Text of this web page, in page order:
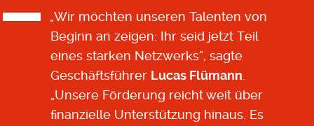
„Wir möchten unseren Talenten von
Beginn an zeigen: Ihr seid jetzt Teil
eines starken Netzwerks“, sagte
Geschäftsführer Lucas Flümann.
„Unsere Förderung reicht weit über
finanzielle Unterstützung hinaus. Es